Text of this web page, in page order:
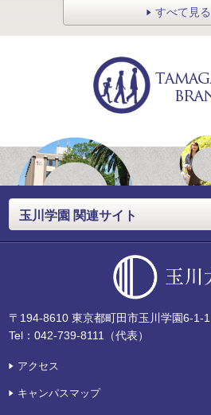
すべて見る
玉川学園 関連サイト
〒194-8610 東京都町田市玉川学園6-1-1
Tel：042-739-8111（代表）
アクセス
キャンパスマップ